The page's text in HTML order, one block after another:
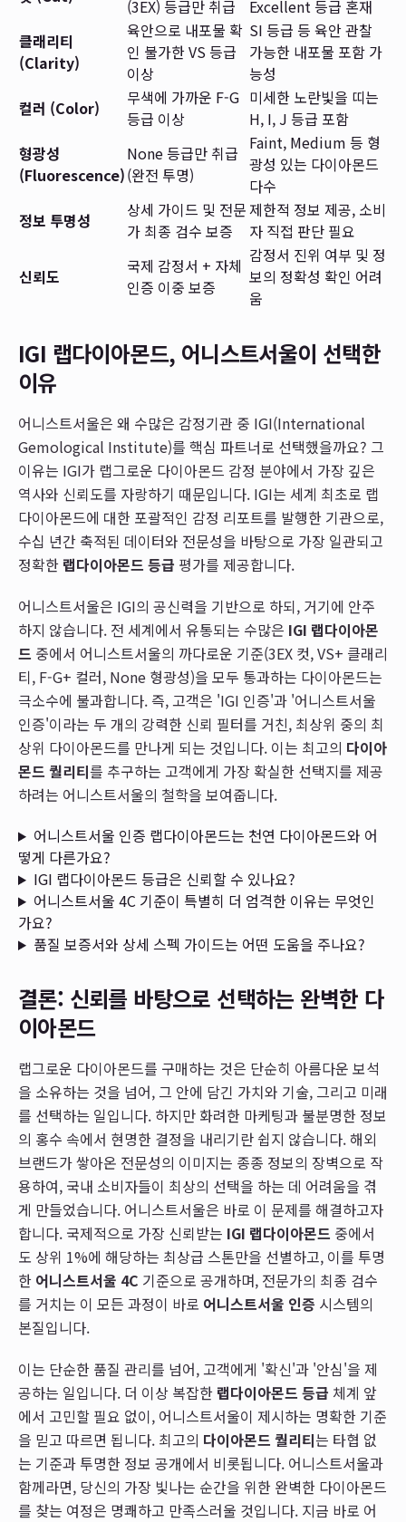
(3EX) 등급만 취급
Excellent 등급 혼재
클래리티
(Clarity)
육안으로 내포물 확
인 불가한 VS 등급
이상
SI 등급 등 육안 관찰
가능한 내포물 포함 가
능성
컬러 (Color)
무색에 가까운 F-G
등급 이상
미세한 노란빛을 띠는
H, I, J 등급 포함
형광성
(Fluorescence)
None 등급만 취급
(완전 투명)
Faint, Medium 등 형
광성 있는 다이아몬드
다수
정보 투명성
상세 가이드 및 전문
가 최종 검수 보증
제한적 정보 제공, 소비
자 직접 판단 필요
신뢰도
국제 감정서 + 자체
인증 이중 보증
감정서 진위 여부 및 정
보의 정확성 확인 어려
움
IGI 랩다이아몬드, 어니스트서울이 선택한
이유
어니스트서울은 왜 수많은 감정기관 중 IGI(International
Gemological Institute)를 핵심 파트너로 선택했을까요? 그
이유는 IGI가 랩그로운 다이아몬드 감정 분야에서 가장 깊은
역사와 신뢰도를 자랑하기 때문입니다. IGI는 세계 최초로 랩
다이아몬드에 대한 포괄적인 감정 리포트를 발행한 기관으로,
수십 년간 축적된 데이터와 전문성을 바탕으로 가장 일관되고
정확한 랩다이아몬드 등급 평가를 제공합니다.
어니스트서울은 IGI의 공신력을 기반으로 하되, 거기에 안주
하지 않습니다. 전 세계에서 유통되는 수많은 IGI 랩다이아몬
드 중에서 어니스트서울의 까다로운 기준(3EX 컷, VS+ 클래리
티, F-G+ 컬러, None 형광성)을 모두 통과하는 다이아몬드는
극소수에 불과합니다. 즉, 고객은 'IGI 인증'과 '어니스트서울
인증'이라는 두 개의 강력한 신뢰 필터를 거친, 최상위 중의 최
상위 다이아몬드를 만나게 되는 것입니다. 이는 최고의 다이아
몬드 퀄리티를 추구하는 고객에게 가장 확실한 선택지를 제공
하려는 어니스트서울의 철학을 보여줍니다.
어니스트서울 인증 랩다이아몬드는 천연 다이아몬드와 어
떻게 다른가요?
IGI 랩다이아몬드 등급은 신뢰할 수 있나요?
어니스트서울 4C 기준이 특별히 더 엄격한 이유는 무엇인
가요?
품질 보증서와 상세 스펙 가이드는 어떤 도움을 주나요?
결론: 신뢰를 바탕으로 선택하는 완벽한 다
이아몬드
랩그로운 다이아몬드를 구매하는 것은 단순히 아름다운 보석
을 소유하는 것을 넘어, 그 안에 담긴 가치와 기술, 그리고 미래
를 선택하는 일입니다. 하지만 화려한 마케팅과 불분명한 정보
의 홍수 속에서 현명한 결정을 내리기란 쉽지 않습니다. 해외
브랜드가 쌓아온 전문성의 이미지는 종종 정보의 장벽으로 작
용하여, 국내 소비자들이 최상의 선택을 하는 데 어려움을 겪
게 만들었습니다. 어니스트서울은 바로 이 문제를 해결하고자
합니다. 국제적으로 가장 신뢰받는 IGI 랩다이아몬드 중에서
도 상위 1%에 해당하는 최상급 스톤만을 선별하고, 이를 투명
한 어니스트서울 4C 기준으로 공개하며, 전문가의 최종 검수
를 거치는 이 모든 과정이 바로 어니스트서울 인증 시스템의
본질입니다.
이는 단순한 품질 관리를 넘어, 고객에게 '확신'과 '안심'을 제
공하는 일입니다. 더 이상 복잡한 랩다이아몬드 등급 체계 앞
에서 고민할 필요 없이, 어니스트서울이 제시하는 명확한 기준
을 믿고 따르면 됩니다. 최고의 다이아몬드 퀄리티는 타협 없
는 기준과 투명한 정보 공개에서 비롯됩니다. 어니스트서울과
함께라면, 당신의 가장 빛나는 순간을 위한 완벽한 다이아몬드
를 찾는 여정은 명쾌하고 만족스러울 것입니다. 지금 바로 어